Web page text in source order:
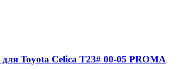
Toyota Celica T23# 00-05 PROMA